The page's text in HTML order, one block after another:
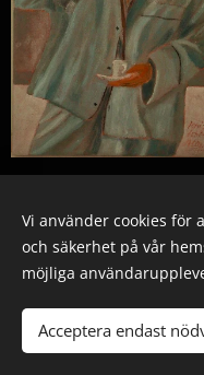
Skapad
Vi använder cookies för
och säkerhet på vår
möjliga
Acceptera endast